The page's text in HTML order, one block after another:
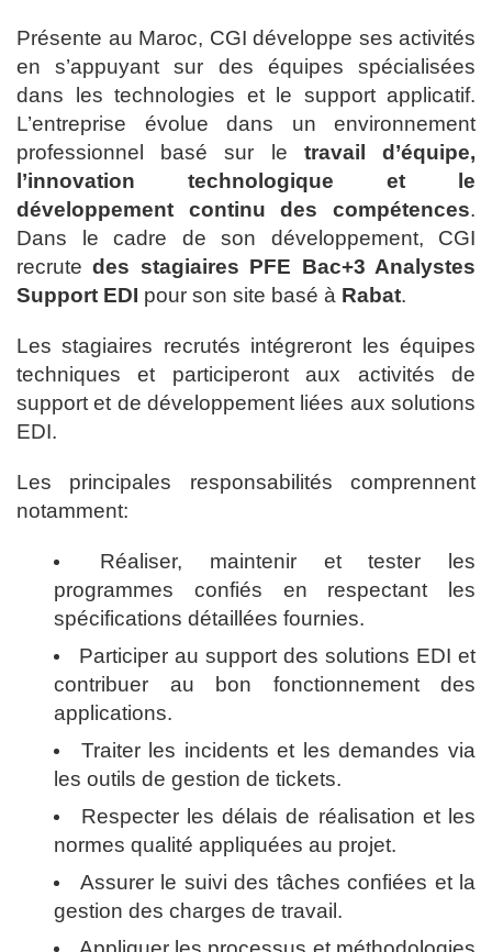
Présente au Maroc, CGI développe ses activités
en s’appuyant sur des équipes spécialisées
dans les technologies et le support applicatif.
L’entreprise évolue dans un environnement
professionnel basé sur le travail d’équipe,
l’innovation technologique et le
développement continu des compétences.
Dans le cadre de son développement, CGI
recrutedes stagiaires PFE Bac+3 Analystes
Support EDI pour son site basé à Rabat.
Les stagiaires recrutés intégreront les équipes
techniques et participeront aux activités de
support et de développement liées aux solutions
EDI.
Les principales responsabilités comprennent
notamment:
Réaliser, maintenir et tester les
programmes confiés en respectant les
spécifications détaillées fournies.
Participer au support des solutions EDI et
contribuer au bon fonctionnement des
applications.
Traiter les incidents et les demandes via
les outils de gestion de tickets.
Respecter les délais de réalisation et les
normes qualité appliquées au projet.
Assurer le suivi des tâches confiées et la
gestion des charges de travail.